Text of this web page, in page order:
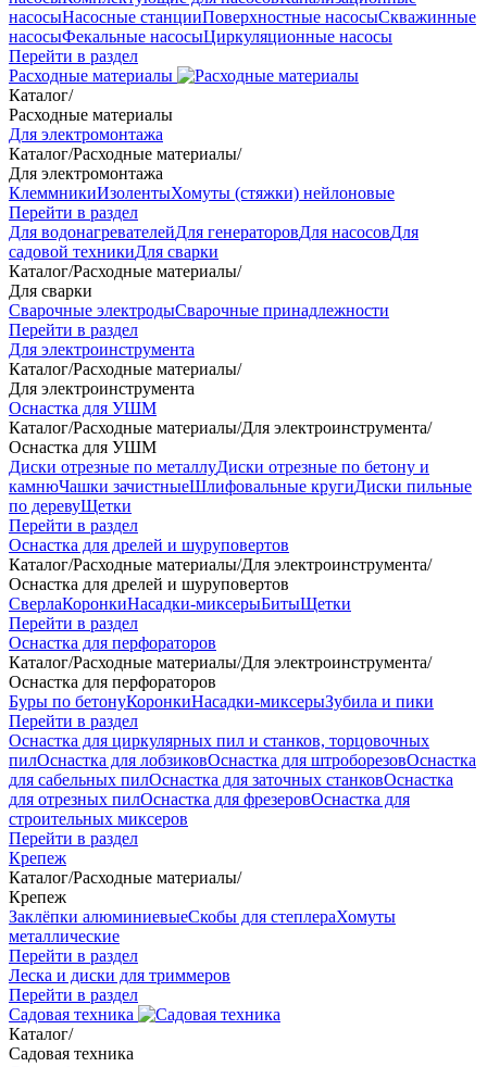
насосыНасосные станцииПоверхностные насосыСкважинные
насосыФекальные насосыЦиркуляционные насосы
Перейти в раздел
Расходные материалы
Каталог/
Расходные материалы
Для электромонтажа
Каталог/Расходные материалы/
Для электромонтажа
КлеммникиИзолентыХомуты (стяжки) нейлоновые
Перейти в раздел
Для водонагревателейДля генераторовДля насосовДля
садовой техникиДля сварки
Каталог/Расходные материалы/
Для сварки
Сварочные электродыСварочные принадлежности
Перейти в раздел
Для электроинструмента
Каталог/Расходные материалы/
Для электроинструмента
Оснастка для УШМ
Каталог/Расходные материалы/Для электроинструмента/
Оснастка для УШМ
Диски отрезные по металлуДиски отрезные по бетону и
камнюЧашки зачистныеШлифовальные кругиДиски пильные
по деревуЩетки
Перейти в раздел
Оснастка для дрелей и шуруповертов
Каталог/Расходные материалы/Для электроинструмента/
Оснастка для дрелей и шуруповертов
СверлаКоронкиНасадки-миксерыБитыЩетки
Перейти в раздел
Оснастка для перфораторов
Каталог/Расходные материалы/Для электроинструмента/
Оснастка для перфораторов
Буры по бетонуКоронкиНасадки-миксерыЗубила и пики
Перейти в раздел
Оснастка для циркулярных пил и станков, торцовочных
пилОснастка для лобзиковОснастка для штроборезовОснастка
для сабельных пилОснастка для заточных станковОснастка
для отрезных пилОснастка для фрезеровОснастка для
строительных миксеров
Перейти в раздел
Крепеж
Каталог/Расходные материалы/
Крепеж
Заклёпки алюминиевыеСкобы для степлераХомуты
металлические
Перейти в раздел
Леска и диски для триммеров
Перейти в раздел
Садовая техника
Каталог/
Садовая техника